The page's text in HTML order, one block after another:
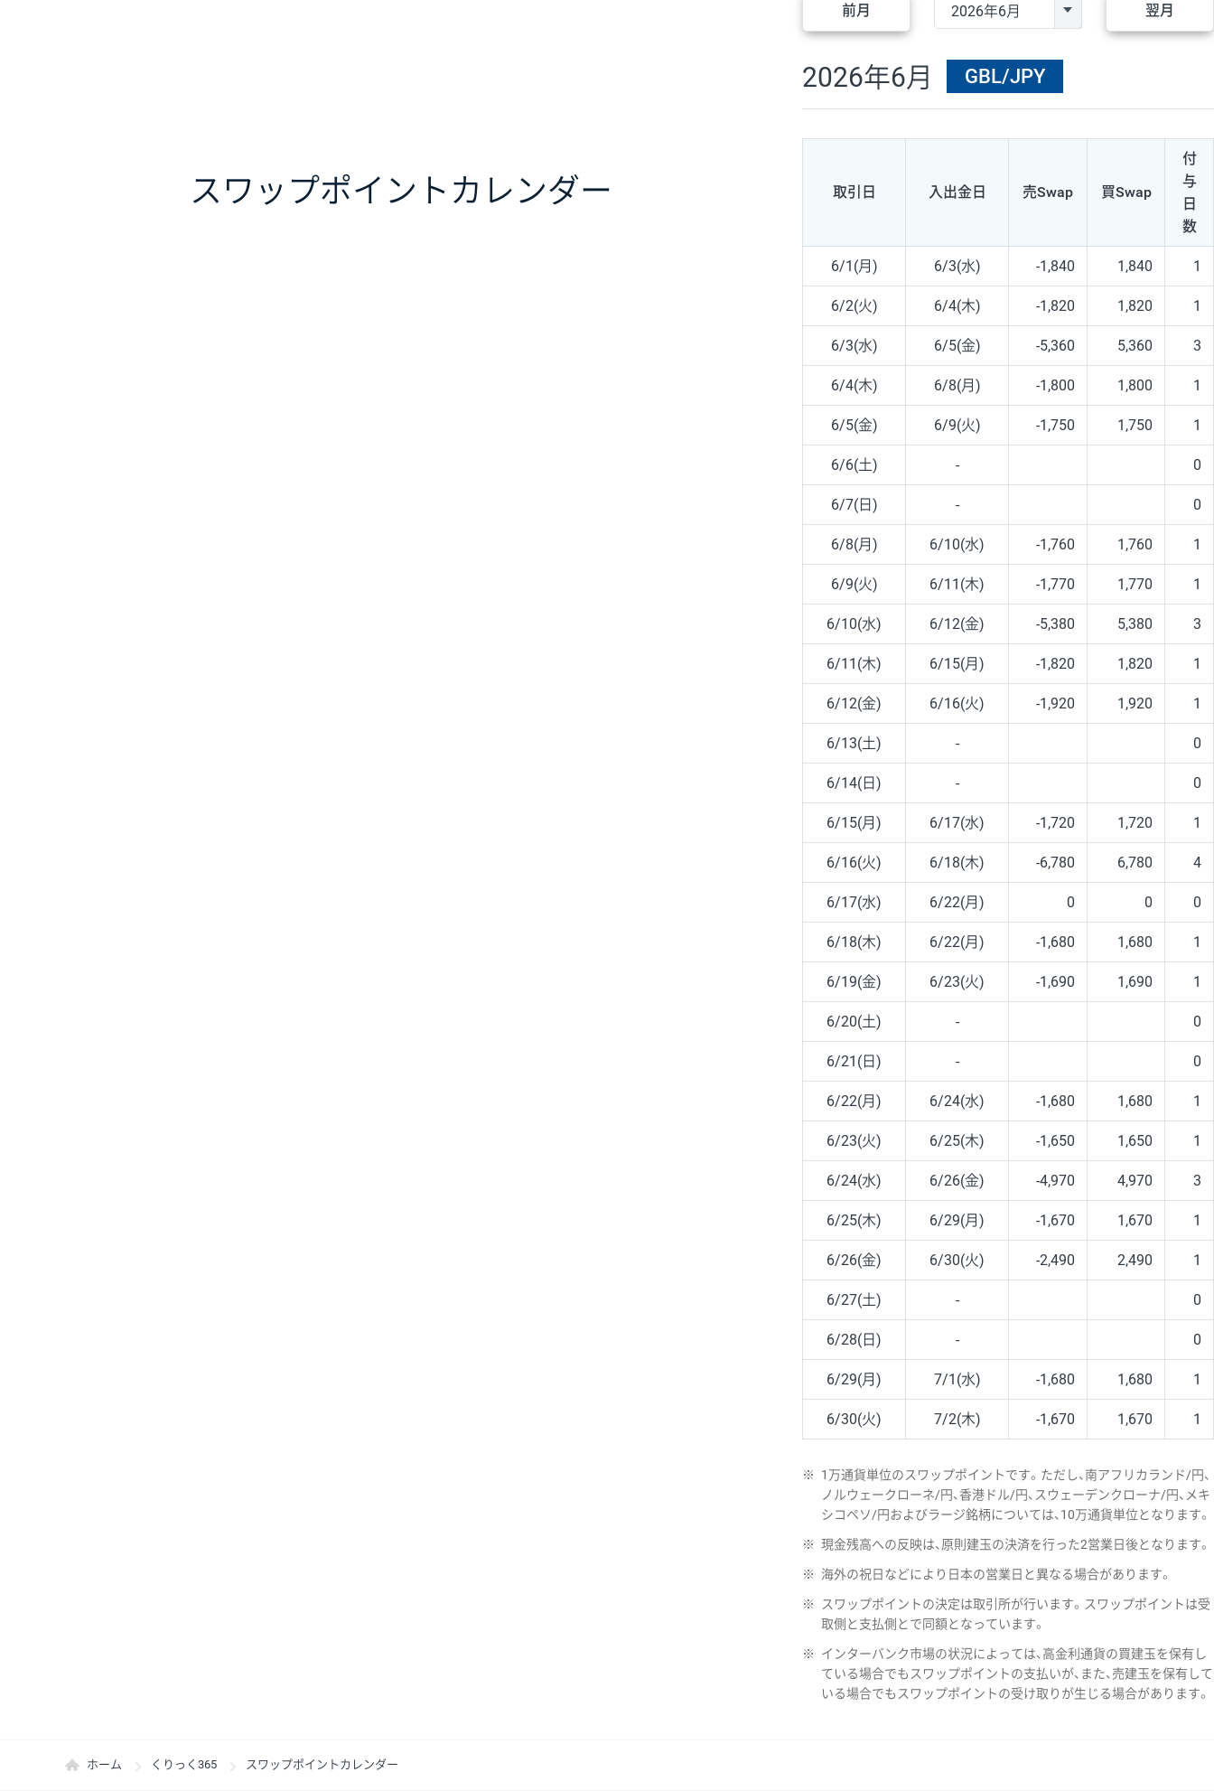
スワップポイント カレンダー
前月 翌月
2026年6月 GBL/JPY
取引日 入出金日 売Swap 買Swap
付
与
日
数
6/1(月) 6/3(水) -1,840 1,840 1
6/2(火) 6/4(木) -1,820 1,820 1
6/3(水) 6/5(金) -5,360 5,360 3
6/4(木) 6/8(月) -1,800 1,800 1
6/5(金) 6/9(火) -1,750 1,750 1
6/6(土) - 0
6/7(日) - 0
6/8(月) 6/10(水) -1,760 1,760 1
6/9(火) 6/11(木) -1,770 1,770 1
6/10(水) 6/12(金) -5,380 5,380 3
6/11(木) 6/15(月) -1,820 1,820 1
6/12(金) 6/16(火) -1,920 1,920 1
6/13(土) - 0
6/14(日) - 0
6/15(月) 6/17(水) -1,720 1,720 1
6/16(火) 6/18(木) -6,780 6,780 4
6/17(水) 6/22(月) 0 0 0
6/18(木) 6/22(月) -1,680 1,680 1
6/19(金) 6/23(火) -1,690 1,690 1
6/20(土) - 0
6/21(日) - 0
6/22(月) 6/24(水) -1,680 1,680 1
6/23(火) 6/25(木) -1,650 1,650 1
6/24(水) 6/26(金) -4,970 4,970 3
6/25(木) 6/29(月) -1,670 1,670 1
6/26(金) 6/30(火) -2,490 2,490 1
6/27(土) - 0
6/28(日) - 0
6/29(月) 7/1(水) -1,680 1,680 1
6/30(火) 7/2(木) -1,670 1,670 1
※
1万通貨単位のスワップポイントです。ただし、南アフリカランド/円、
ノルウェークローネ/円、香港ドル/円、スウェーデンクローナ/円、メキ
シコペソ/円およびラージ銘柄については、10万通貨単位となります。
※ 現金残高への反映は、原則建玉の決済を行った2営業日後となります。
※ 海外の祝日などにより日本の営業日と異なる場合があります。
※
スワップポイントの決定は取引所が行います。スワップポイントは受
取側と支払側とで同額となっています。
※
インターバンク市場の状況によっては、高金利通貨の買建玉を保有し
ている場合でもスワップポイントの支払いが、また、売建玉を保有して
いる場合でもスワップポイントの受け取りが生じる場合があります。
ホーム くりっく365 スワップポイントカレンダー